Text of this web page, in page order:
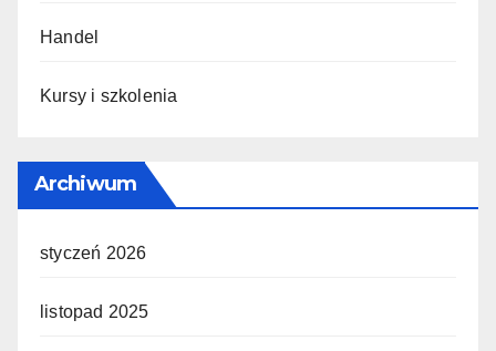
Handel
Kursy i szkolenia
Archiwum
styczeń 2026
listopad 2025